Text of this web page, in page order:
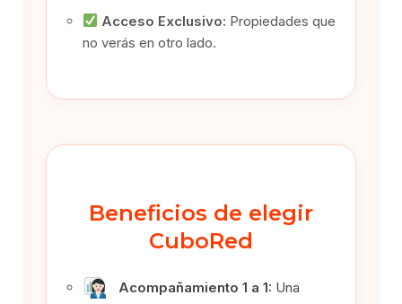
Acceso Exclusivo: Propiedades que
no verás en otro lado.
Beneficios de elegir
CuboRed
Acompañamiento 1 a 1: Una